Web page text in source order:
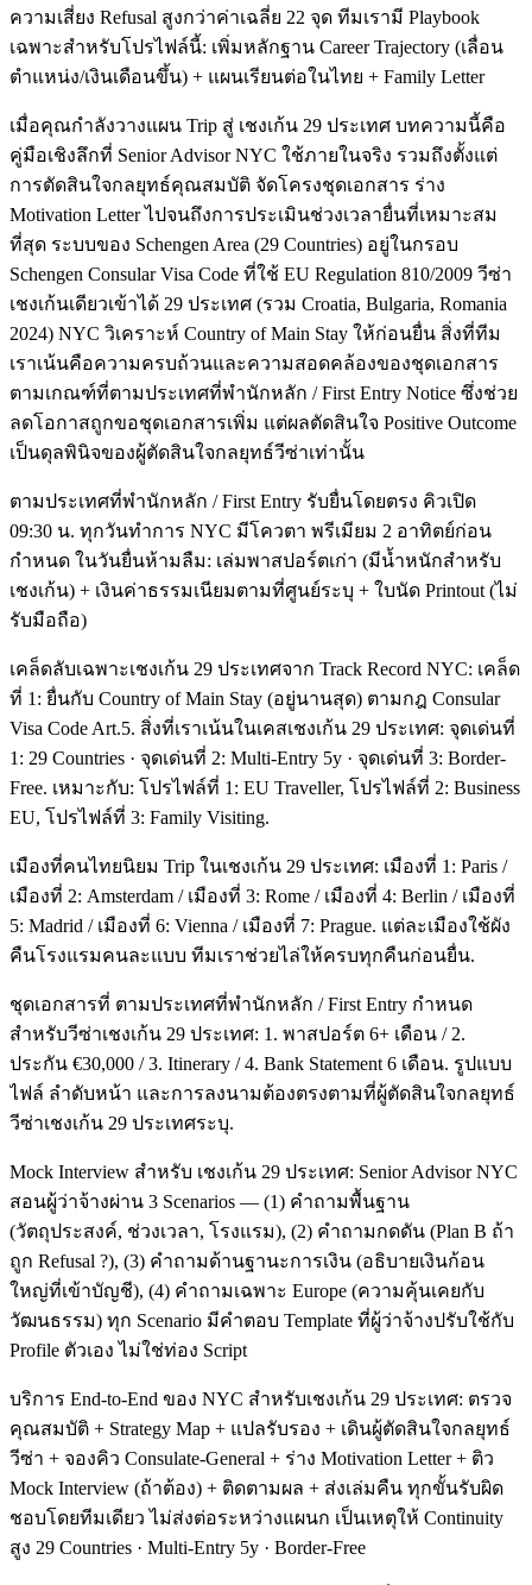
ความเสี่ยง Refusal สูงกว่าค่าเฉลี่ย 22 จุด ทีมเรามี Playbook
เฉพาะสำหรับโปรไฟล์นี้: เพิ่มหลักฐาน Career Trajectory (เลื่อน
ตำแหน่ง/เงินเดือนขึ้น) + แผนเรียนต่อในไทย + Family Letter
เมื่อคุณกำลังวางแผน Trip สู่ เชงเก้น 29 ประเทศ บทความนี้คือ
คู่มือเชิงลึกที่ Senior Advisor NYC ใช้ภายในจริง รวมถึงตั้งแต่
การตัดสินใจกลยุทธ์คุณสมบัติ จัดโครงชุดเอกสาร ร่าง
Motivation Letter ไปจนถึงการประเมินช่วงเวลายื่นที่เหมาะสม
ที่สุด ระบบของ Schengen Area (29 Countries) อยู่ในกรอบ
Schengen Consular Visa Code ที่ใช้ EU Regulation 810/2009 วีซ่า
เชงเก้นเดียวเข้าได้ 29 ประเทศ (รวม Croatia, Bulgaria, Romania
2024) NYC วิเคราะห์ Country of Main Stay ให้ก่อนยื่น สิ่งที่ทีม
เราเน้นคือความครบถ้วนและความสอดคล้องของชุดเอกสาร
ตามเกณฑ์ที่ตามประเทศที่พำนักหลัก / First Entry Notice ซึ่งช่วย
ลดโอกาสถูกขอชุดเอกสารเพิ่ม แต่ผลตัดสินใจ Positive Outcome
เป็นดุลพินิจของผู้ตัดสินใจกลยุทธ์วีซ่าเท่านั้น
ตามประเทศที่พำนักหลัก / First Entry รับยื่นโดยตรง คิวเปิด
09:30 น. ทุกวันทำการ NYC มีโควตา พรีเมียม 2 อาทิตย์ก่อน
กำหนด ในวันยื่นห้ามลืม: เล่มพาสปอร์ตเก่า (มีน้ำหนักสำหรับ
เชงเก้น) + เงินค่าธรรมเนียมตามที่ศูนย์ระบุ + ใบนัด Printout (ไม่
รับมือถือ)
เคล็ดลับเฉพาะเชงเก้น 29 ประเทศจาก Track Record NYC: เคล็ด
ที่ 1: ยื่นกับ Country of Main Stay (อยู่นานสุด) ตามกฎ Consular
Visa Code Art.5. สิ่งที่เราเน้นในเคสเชงเก้น 29 ประเทศ: จุดเด่นที่
1: 29 Countries · จุดเด่นที่ 2: Multi-Entry 5y · จุดเด่นที่ 3: Border-
Free. เหมาะกับ: โปรไฟล์ที่ 1: EU Traveller, โปรไฟล์ที่ 2: Business
EU, โปรไฟล์ที่ 3: Family Visiting.
เมืองที่คนไทยนิยม Trip ในเชงเก้น 29 ประเทศ: เมืองที่ 1: Paris /
เมืองที่ 2: Amsterdam / เมืองที่ 3: Rome / เมืองที่ 4: Berlin / เมืองที่
5: Madrid / เมืองที่ 6: Vienna / เมืองที่ 7: Prague. แต่ละเมืองใช้ผัง
คืนโรงแรมคนละแบบ ทีมเราช่วยไล่ให้ครบทุกคืนก่อนยื่น.
ชุดเอกสารที่ ตามประเทศที่พำนักหลัก / First Entry กำหนด
สำหรับวีซ่าเชงเก้น 29 ประเทศ: 1. พาสปอร์ต 6+ เดือน / 2.
ประกัน €30,000 / 3. Itinerary / 4. Bank Statement 6 เดือน. รูปแบบ
ไฟล์ ลำดับหน้า และการลงนามต้องตรงตามที่ผู้ตัดสินใจกลยุทธ์
วีซ่าเชงเก้น 29 ประเทศระบุ.
Mock Interview สำหรับ เชงเก้น 29 ประเทศ: Senior Advisor NYC
สอนผู้ว่าจ้างผ่าน 3 Scenarios — (1) คำถามพื้นฐาน
(วัตถุประสงค์, ช่วงเวลา, โรงแรม), (2) คำถามกดดัน (Plan B ถ้า
ถูก Refusal ?), (3) คำถามด้านฐานะการเงิน (อธิบายเงินก้อน
ใหญ่ที่เข้าบัญชี), (4) คำถามเฉพาะ Europe (ความคุ้นเคยกับ
วัฒนธรรม) ทุก Scenario มีคำตอบ Template ที่ผู้ว่าจ้างปรับใช้กับ
Profile ตัวเอง ไม่ใช่ท่อง Script
บริการ End-to-End ของ NYC สำหรับเชงเก้น 29 ประเทศ: ตรวจ
คุณสมบัติ + Strategy Map + แปลรับรอง + เดินผู้ตัดสินใจกลยุทธ์
วีซ่า + จองคิว Consulate-General + ร่าง Motivation Letter + ติว
Mock Interview (ถ้าต้อง) + ติดตามผล + ส่งเล่มคืน ทุกขั้นรับผิด
ชอบโดยทีมเดียว ไม่ส่งต่อระหว่างแผนก เป็นเหตุให้ Continuity
สูง 29 Countries · Multi-Entry 5y · Border-Free